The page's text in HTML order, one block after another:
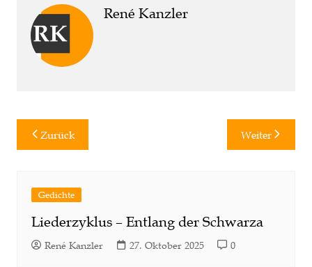
René Kanzler
Beitragsnavigation
Zurück Weiter
Gedichte
Liederzyklus – Entlang der Schwarza
René Kanzler 27. Oktober 2025 0